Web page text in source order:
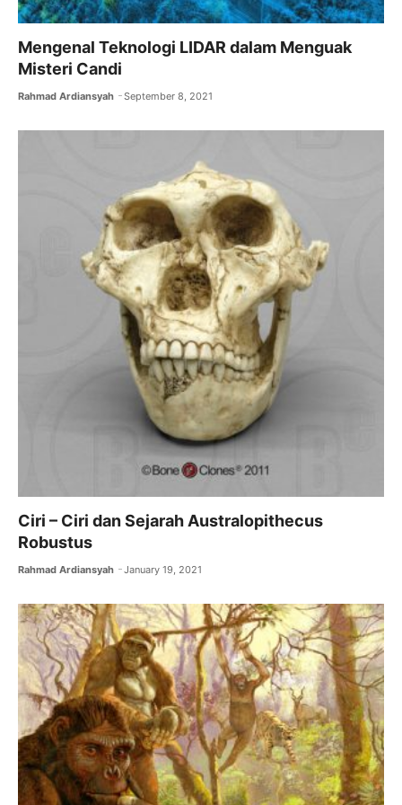
Mengenal Teknologi LIDAR dalam Menguak
Misteri Candi
Rahmad Ardiansyah September 8, 2021
Ciri – Ciri dan Sejarah Australopithecus
Robustus
Rahmad Ardiansyah January 19, 2021